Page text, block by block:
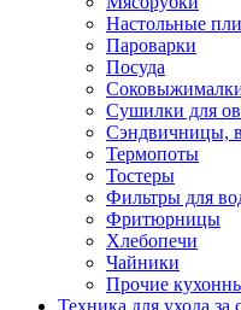
Техника
Настольные
Пароварки
Посуда
Сушилки для
Сэндвичницы,
Термопоты
Тостеры
Фильтры для
Фритюрницы
Хлебопечи
Чайники
Прочие
Техника для ухода за